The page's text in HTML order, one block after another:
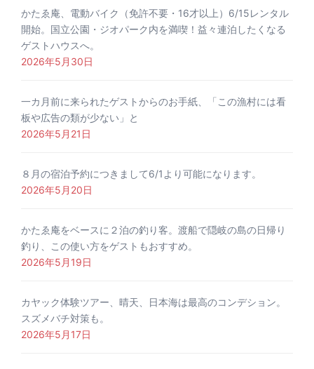
かたゑ庵、電動バイク（免許不要・16才以上）6/15レンタル
開始。国立公園・ジオパーク内を満喫！益々連泊したくなる
ゲストハウスへ。
2026年5月30日
一カ月前に来られたゲストからのお手紙、「この漁村には看
板や広告の類が少ない」と
2026年5月21日
８月の宿泊予約につきまして6/1より可能になります。
2026年5月20日
かたゑ庵をベースに２泊の釣り客。渡船で隠岐の島の日帰り
釣り、この使い方をゲストもおすすめ。
2026年5月19日
カヤック体験ツアー、晴天、日本海は最高のコンデション。
スズメバチ対策も。
2026年5月17日